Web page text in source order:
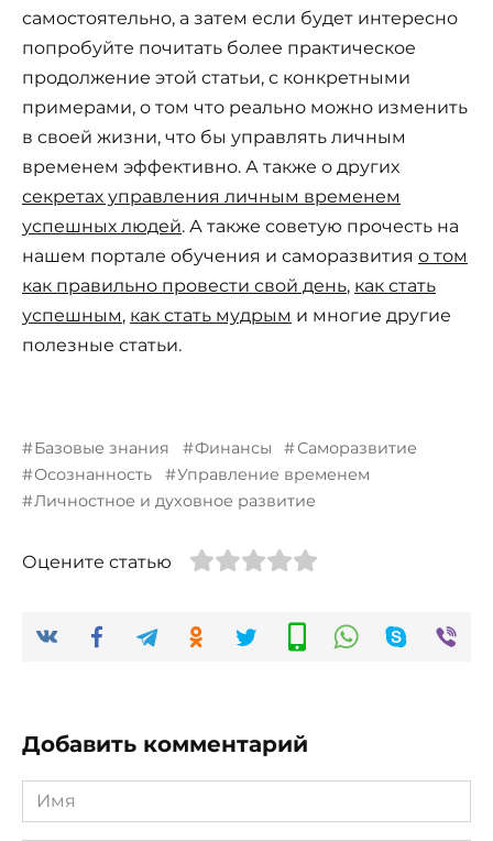
самостоятельно, а затем если будет интересно
попробуйте почитать более практическое
продолжение этой статьи, с конкретными
примерами, о том что реально можно изменить
в своей жизни, что бы управлять личным
временем эффективно. А также о других
секретах управления личным временем
успешных людей. А также советую прочесть на
нашем портале обучения и саморазвития о том
как правильно провести свой день, как стать
успешным, как стать мудрым и многие другие
полезные статьи.
Базовые знания Финансы
Саморазвитие
Осознанность
Управление временем
Личностное и духовное развитие
Оцените статью
Добавить комментарий
Имя
*